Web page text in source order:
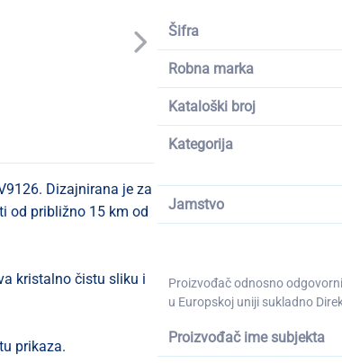
Šifra
Robna marka
Kataloški broj
Kategorija
Jamstvo
Proizvođač odnosno
u Europskoj uniji sukladno
Proizvođač ime subjekta
Dizajnirana je za
od približno 15 km od
kristalno čistu sliku i
prikaza.